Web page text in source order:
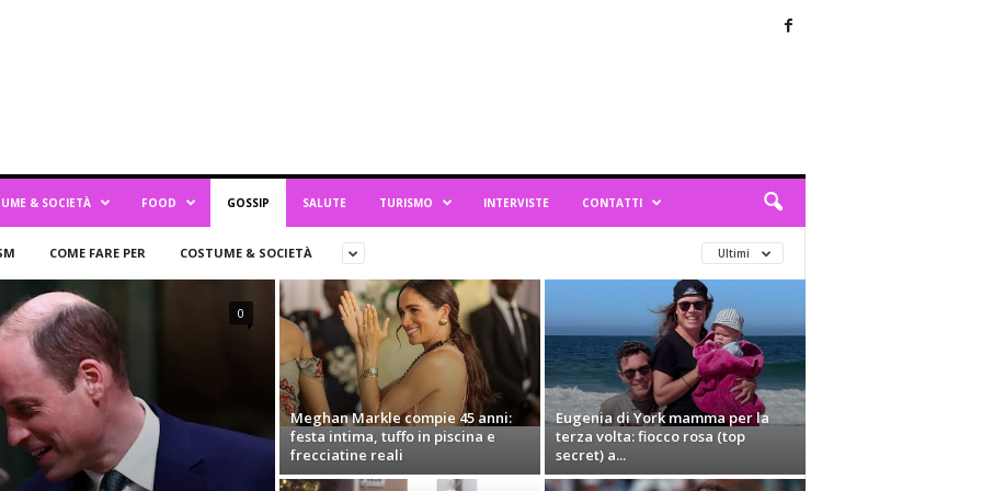
& SOCIETÀ FOOD GOSSIP SALUTE TURISMO INTERVISTE CONTATTI
COME FARE PER COSTUME & SOCIETÀ Ultimi
0
Meghan Markle compie 45 anni:
festa intima, tuffo in piscina e
frecciatine reali
Eugenia di York mamma per la
terza volta: fiocco rosa (top
secret) a...